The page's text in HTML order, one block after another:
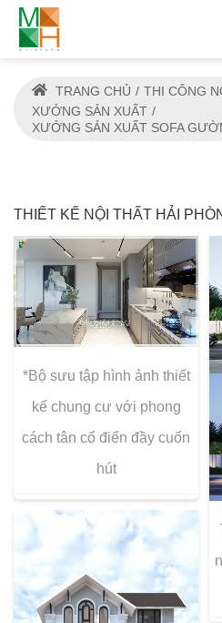
TRANG CHỦ
THI CÔNG
XƯỞNG SẢN XUẤT
XƯỞNG SẢN XUẤT SOFA
THIẾT KẾ NỘI THẤT HẢI
*Bộ sưu tập hình ảnh thiết
kế chung cư với phong
cách tân cổ điển đầy cuốn
hút